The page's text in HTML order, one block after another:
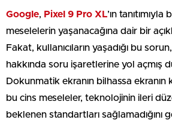
Google, Pixel 9 Pro XL’ın
meselelerin yaşanacağına dair bir
Fakat, kullanıcıların yaşadığı bu
hakkında soru işaretlerine yol açmış
Dokunmatik ekranın bilhassa
bu cins meseleler, teknolojinin ileri
beklenen standartları sağlamadığını